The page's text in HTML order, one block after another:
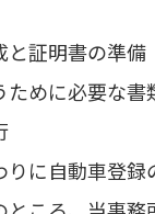
証明書の準備
めに必要な書
に自動車登録